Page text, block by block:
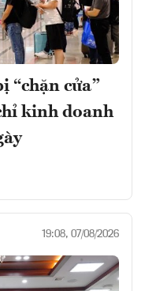
“chặn cửa”
kinh doanh
19:08, 07/08/2026